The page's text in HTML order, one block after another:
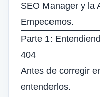
SEO Manager y la
Empecemos.
Parte 1:
404
Antes de corregir
entenderlos.